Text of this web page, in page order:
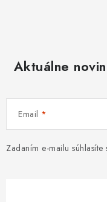
Aktuálne
Email
Zadaním e-mailu súhlasíte